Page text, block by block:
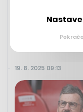
RADEK KLOUDA
19. 8. 2025 09:13